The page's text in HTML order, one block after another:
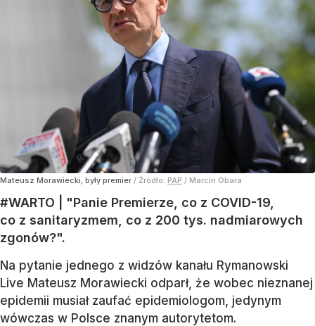
Mateusz Morawiecki, były premier / Źródło: PAP / Marcin Obara
#WARTO | "Panie Premierze, co z COVID-19,
co z sanitaryzmem, co z 200 tys. nadmiarowych
zgonów?".
Na pytanie jednego z widzów kanału Rymanowski
Live Mateusz Morawiecki odparł, że wobec nieznanej
epidemii musiał zaufać epidemiologom, jedynym
wówczas w Polsce znanym autorytetom.